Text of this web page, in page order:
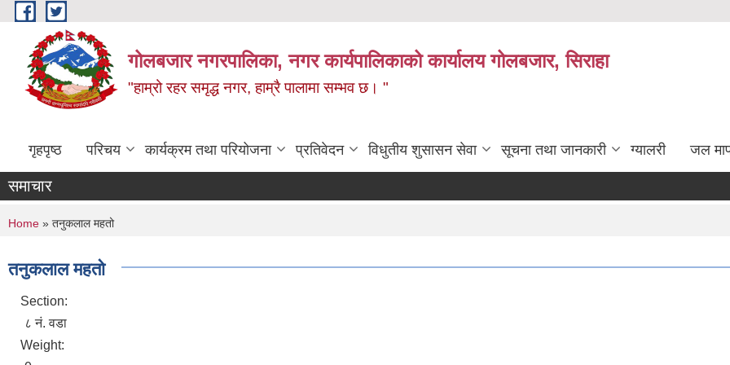
Skip to main content
गोलबजार नगरपालिका, नगर कार्यपालिकाको कार्यालय गोलबजार, सिराहा
"हाम्रो रहर समृद्ध नगर, हाम्रै पालामा सम्भव छ। "
गृहपृष्ठ परिचय कार्यक्रम तथा परियोजना प्रतिवेदन विधुतीय शुसासन सेवा सूचना तथा जानकारी ग्यालरी जल
समाचार
You are here
Home » तनुकलाल महतो
तनुकलाल महतो
Section:
८ नं. वडा
Weight: